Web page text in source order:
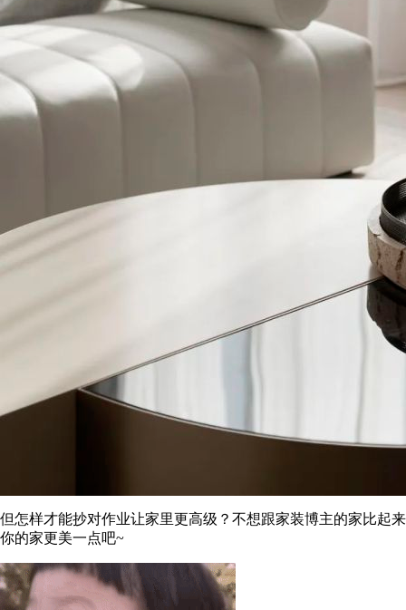
但怎样才能抄对作业让家里更高级？不想跟家装博主的家比起
你的家更美一点吧~